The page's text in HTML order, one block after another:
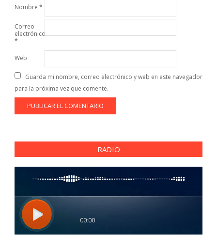
Nombre *
Correo
electrónico
*
Web
Guarda mi nombre, correo electrónico y web en este navegador
para la próxima vez que comente.
RADIO